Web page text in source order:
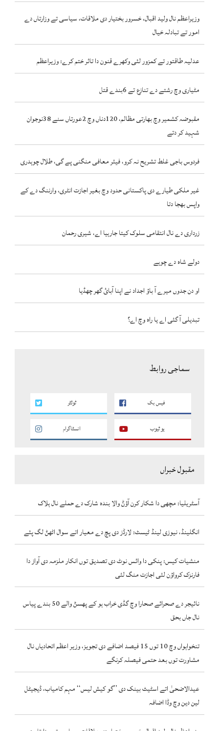
وزیراعظم نال ولید اقبال، خسرور بختیار دی ملاقات، سیاسی تے وزارتاں دے
امور تے تبادلہ خیال
عدلیہ طاقتور تے کمزور لئی وکھرے قنون دا تاثر ختم کرے: وزیراعظم
مٹیاری وچ رشتے دے تنازع تے 6بندے قتل
مقبوضہ کشمیر وچ بھارتی مظالم، 120دناں وچ 2عورتاں سنے 38نوجوان
شہید کر دتے
فردوس باجی غلط تشریح نہ کرو، فیئر معافی منگنی پے گی، طلال چوہدری
غیر ملکی طیارے دی پاکستانی حدود وچ بغیر اجازت انٹری، وارننگ دے کے
واپس بھجا دتا
زرداری دے نال انتقامی سلوک کیتا جارہیا اے، شیری رحمان
دولے شاہ دے چوہے
او دن جدوں میرے آ باؤ اجداد نے اپنا آبائ گھر چھڈیا
تبدیلی آ گئی اے یا راہ وچ اے؟
سماجی روابط
فیس بک ٹوئٹر
یو ٹیوب انسٹاگرام
مقبول خبراں
آسٹریلیا: مچھی دا شکار کرن آؤݨ والا بندہ شارک دے حملے نال ہلاک
انگلینڈ، نیوزی لینڈ ٹیسٹ: لارڈز دی پچ دے معیار اتے سوال اٹھݨ لگ پئے
منشیات کیس: پنکی دا وائس نوٹ دی تصدیق توں انکار ملزمہ دی آواز دا
فارنزک کرواؤن لئی اجازت منگ لئی
نائیجر دے صحرائے صحارا وچ گڈی خراب ہو کے پھسݨ والے 50 بندے پیاس
نال جاں بحق
تنخواہواں وچ 10 توں 15 فیصد اضافے دی تجویز، وزیر اعظم اتحادیاں نال
مشاورت توں بعد حتمی فیصلہ کرنگے
عیدالاضحیٰ اتے اسٹیٹ بینک دی ’’گو کیش لیس‘‘ مہم کامیاب، ڈیجیٹل
لین دین وچ وڈا اضافہ